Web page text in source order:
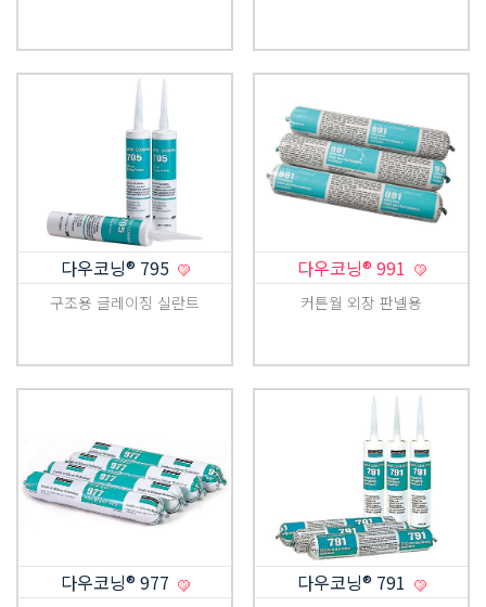
다우코닝® 795
구조용 글레이징 실란트
다우코닝® 991
커튼월 외장 판넬용
다우코닝® 977 다우코닝® 791